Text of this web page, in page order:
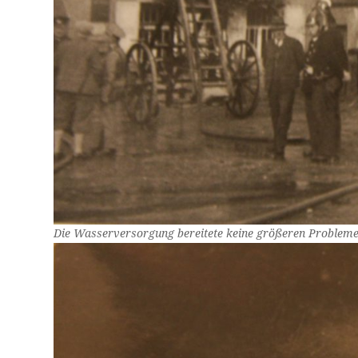
Die Wasserversorgung bereitete keine größeren